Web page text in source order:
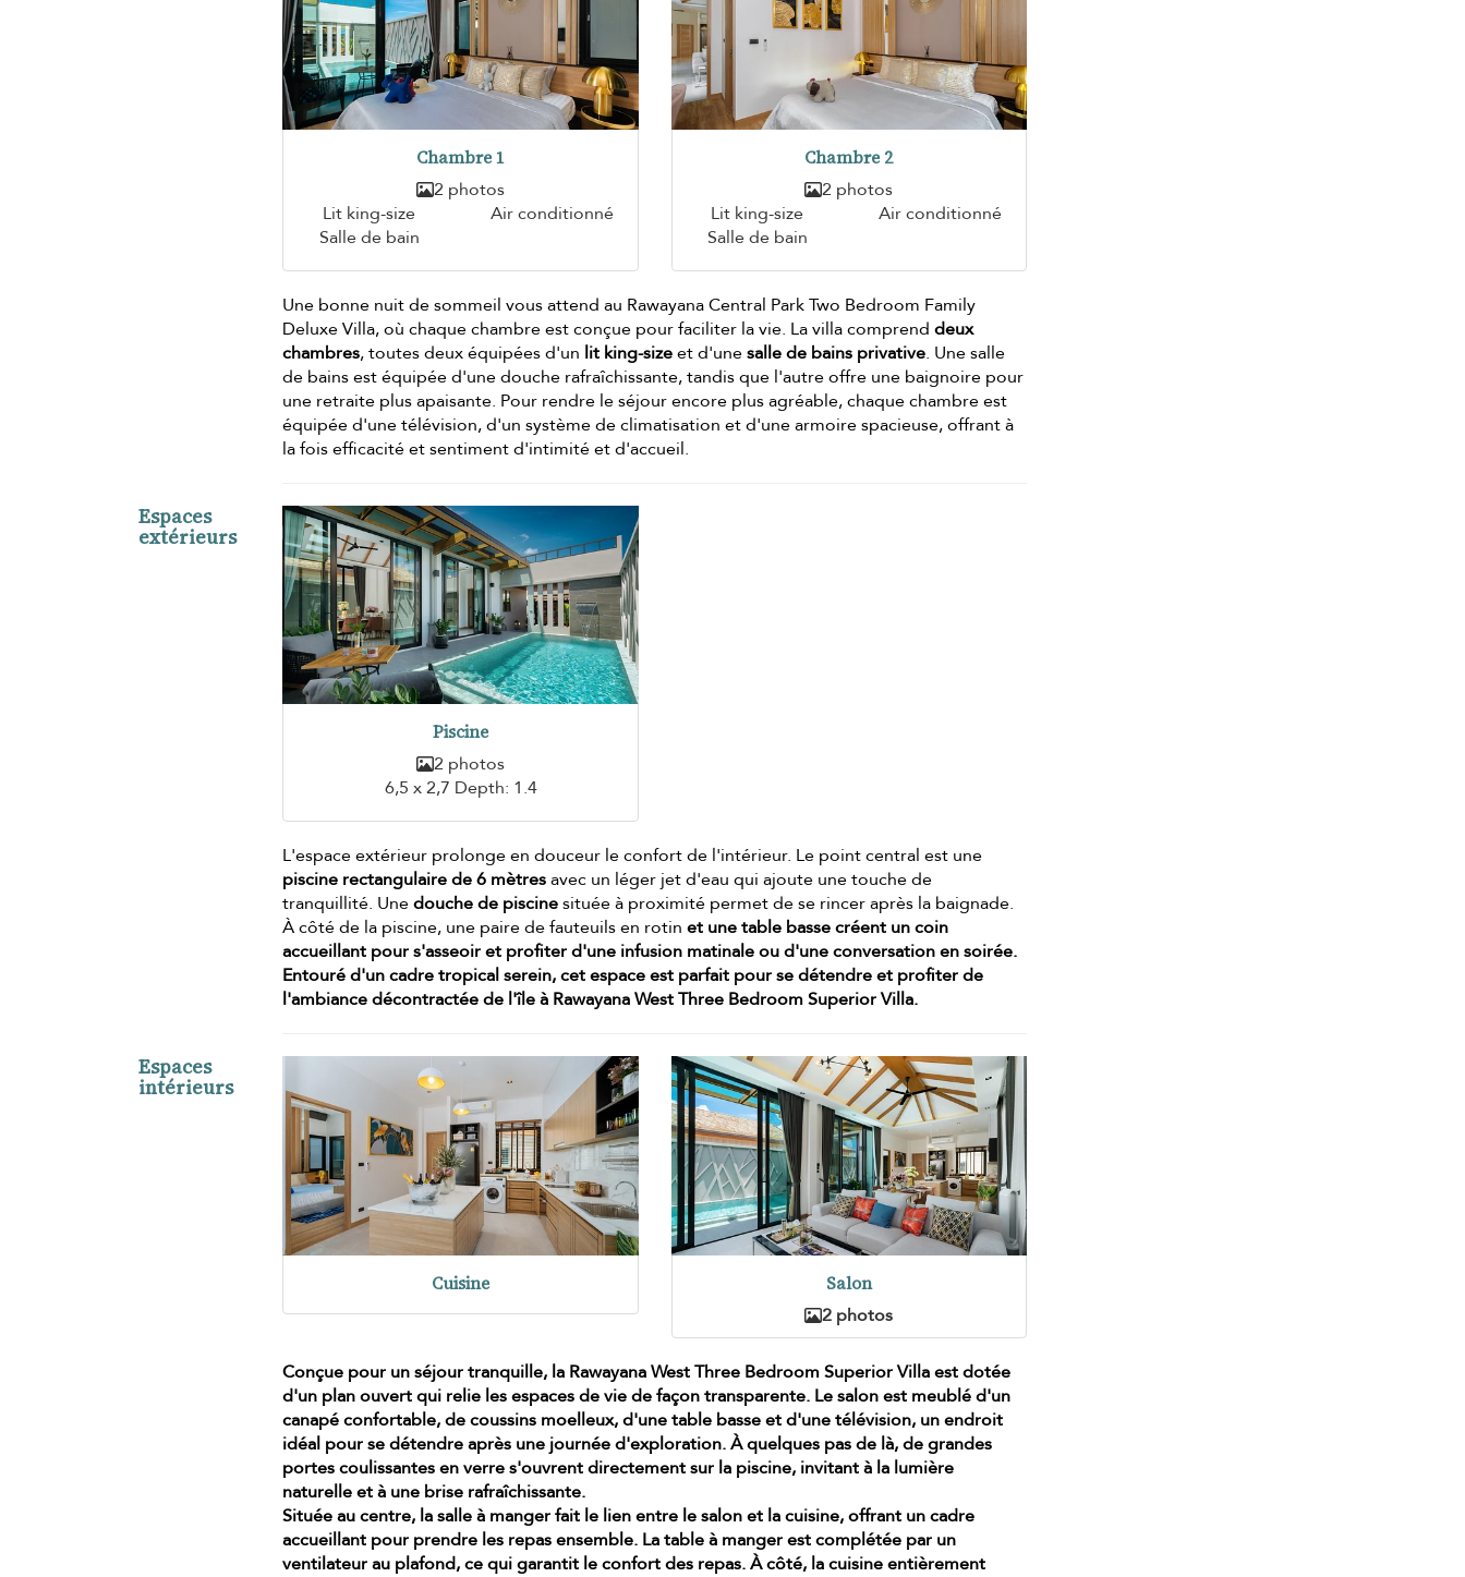
Chambre 1
2 photos
Lit king-size
Air conditionné
Salle de bain
Chambre 2
2 photos
Lit king-size
Air conditionné
Salle de bain
Une bonne nuit de sommeil vous attend au Rawayana Central Park Two Bedroom Family
Deluxe Villa, où chaque chambre est conçue pour faciliter la vie. La villa comprenddeux
chambres, toutes deux équipées d'un lit king-sizeet d'unesalle de bains privative. Une salle
de bains est équipée d'une douche rafraîchissante, tandis que l'autre offre une baignoire pour
une retraite plus apaisante. Pour rendre le séjour encore plus agréable, chaque chambre est
équipée d'une télévision, d'un système de climatisation et d'une armoire spacieuse, offrant à
la fois efficacité et sentiment d'intimité et d'accueil.
Espaces
extérieurs
Piscine
2 photos
6,5 x 2,7 Depth: 1.4
L'espace extérieur prolonge en douceur le confort de l'intérieur. Le point central est une
piscine rectangulaire de 6 mètresavec un léger jet d'eau qui ajoute une touche de
tranquillité. Unedouche de piscinesituée à proximité permet de se rincer après la baignade.
À côté de la piscine, une paire de fauteuils en rotinet unetable bassecréent un coin
accueillant pour s'asseoir et profiter d'une infusion matinale ou d'une conversation en soirée.
Entouré d'un cadre tropical serein, cet espace est parfait pour se détendre et profiter de
l'ambiance décontractée de l'île à Rawayana West Three Bedroom Superior Villa.
Espaces
intérieurs
Cuisine Salon
2 photos
Conçue pour un séjour tranquille, la Rawayana West Three Bedroom Superior Villa est dotée
d'un plan ouvertqui relie les espaces de vie de façon transparente. Le salon est meublé d'un
canapé confortable, de coussins moelleux, d'une table basse et d'une télévision, un endroit
idéal pour se détendre après une journée d'exploration. À quelques pas de là, de grandes
portes coulissantes en verre s'ouvrent directement sur la piscine, invitant à la lumière
naturelle et à une brise rafraîchissante.
Située au centre, la salle à manger fait le lien entre le salon et la cuisine, offrant un cadre
accueillant pour prendre les repas ensemble. La table à manger est complétée par un
ventilateur au plafond, ce qui garantit le confort des repas. À côté, lacuisine entièrement